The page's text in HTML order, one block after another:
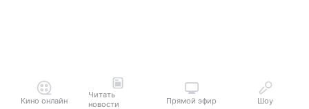
Кино онлайн
Читать
новости
Прямой эфир Шоу